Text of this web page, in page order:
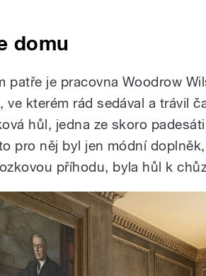
domu
patře je pracovna Woodrow
ve kterém rád sedával a trávil
hůl, jedna ze skoro
pro něj byl jen módní
příhodu, byla hůl k